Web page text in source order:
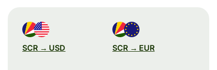
SCR → USD SCR → EUR